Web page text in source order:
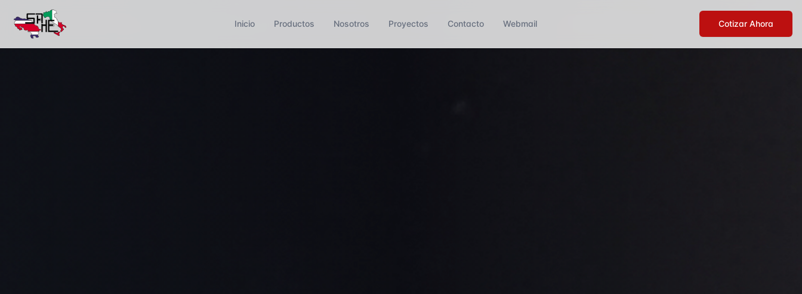
Inicio Productos Nosotros Proyectos Contacto Webmail Cotizar Ahora